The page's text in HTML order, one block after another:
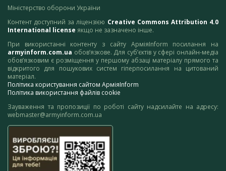
Міністерство оборони України
Контент доступний за ліцензією Creative Commons Attribution 4.0
International license якщо не зазначено інше.
При використанні контенту з сайту АрміяInform посилання на
armyinform.com.ua обов’язкове. Для суб’єктів у сфері онлайн-медіа
обов’язковим є розміщення у першому абзаці матеріалу прямого та
відкритого для пошукових систем гіперпосилання на цитований
матеріал.
Політика користування сайтом АрміяInform
Політика використання файлів cookie
Зауваження та пропозиції по роботі сайту надсилайте на адресу:
webmaster@armyinform.com.ua